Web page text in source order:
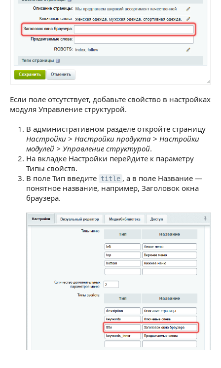
Если поле отсутствует, добавьте свойство в настройках
модуля Управление структурой.
В административном разделе откройте страницу
Настройки > Настройки продукта > Настройки
модулей > Управление структурой.
На вкладке Настройки перейдите к параметру
Типы свойств.
В поле Тип введите title , а в поле Название —
понятное название, например, Заголовок окна
браузера.